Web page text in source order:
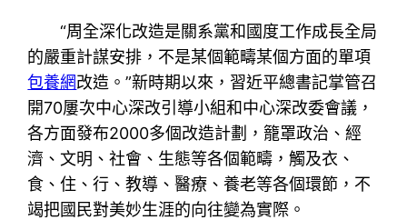
“周全深化改造是關系黨和國度工作成長全局
的嚴重計謀安排，不是某個範疇某個方面的單項
包養網改造。”新時期以來，習近平總書記掌管召
開70屢次中心深改引導小組和中心深改委會議，
各方面發布2000多個改造計劃，籠罩政治、經
濟、文明、社會、生態等各個範疇，觸及衣、
食、住、行、教導、醫療、養老等各個環節，不
竭把國民對美妙生涯的向往變為實際。